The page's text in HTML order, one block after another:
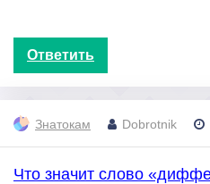
Ответить
Знатокам Dobrotnik
Что значит слово